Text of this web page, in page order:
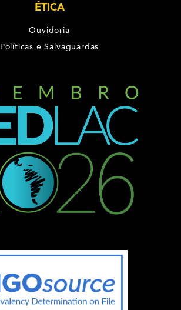
ÉTICA
Ouvidoria
Políticas e Salvaguardas